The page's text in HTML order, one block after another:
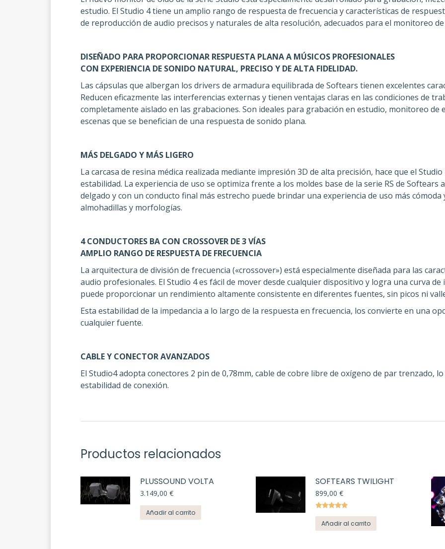
estudio. El Studio 4 tiene un amplio rango de respuesta de frecuencia y características de
de reproducción de audio precisos y naturales de alta resolución, adecuados para el monitoreo
DISEÑADO PARA PROPORCIONAR RESPUESTA PLANA A MÚSICOS PROFESIONALES
CON EXPERIENCIA DE SONIDO NATURAL, PRECISO Y DE ALTA FIDELIDAD.
Las cápsulas que albergan los drivers de armadura equilibrada de Softears tienen excelentes
Reducen eficazmente las interferencias externas y tienen ventajas claras en las condiciones de
completamente aislado en las grabaciones. Son ideales para grabación en estudio, monitoreo de
escenas que se benefician de una respuesta de sonido plana.
MÁS DELGADO Y MÁS LIGERO
La carcasa de resina médica realizada mediante impresión 3D de alta precisión, hace que el
estabilidad. La experiencia de uso se optimiza frente a los moldes base de la serie RS de
delgado y con un conducto final más estrecho puede brindar una experiencia de uso más
almohadillas y morfologías.
4 CONDUCTORES BA CON CROSSOVER DE 3 VÍAS
AMPLIO RANGO DE RESPUESTA DE FRECUENCIA
La arquitectura de división de frecuencia («crossover») está especialmente diseñada para las
audio profesionales. El Studio 4 es fácil de mover desde cualquier dispositivo y logra una curva
puede proporcionar un rendimiento altamente consistente en diferentes fuentes, sin picos ni
Esta estabilidad de la impedancia a lo largo de la respuesta en frecuencia, los convierte en una
cualquier fuente.
CABLE Y CONECTOR AVANZADOS
El Studio4 adopta conectores 2 pin de 0,78mm, cable de cobre libre de oxígeno de par trenzado,
estabilidad de conexión.
Productos relacionados
PLUSSOUND VOLTA
3.149,00 €
Añadir al carrito
SOFTEARS TWILIGHT
899,00€
con5.00de
5
Añadir al carrito